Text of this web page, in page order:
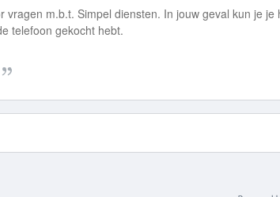
vragen m.b.t. Simpel diensten. In jouw geval kun je je
telefoon gekocht hebt.